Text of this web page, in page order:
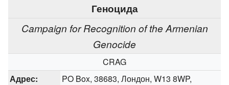
Геноцида
Campaign for Recognition of the Armenian
Genocide
CRAG
Адрес:
PO Box, 38683, Лондон, W13 8WP,